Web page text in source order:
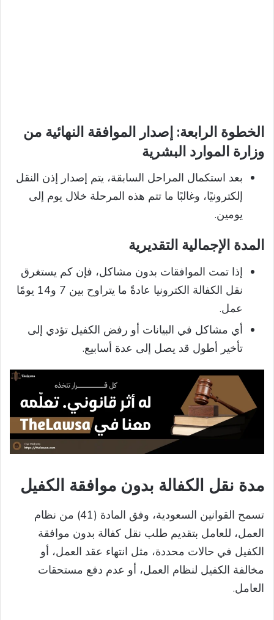
الخطوة الرابعة: إصدار الموافقة النهائية من
وزارة الموارد البشرية
بعد استكمال المراحل السابقة، يتم إصدار إذن النقل
إلكترونيًا، وغالبًا ما تتم هذه المرحلة خلال يوم إلى
يومين.
المدة الإجمالية التقديرية
إذا تمت الموافقات بدون مشاكل، فإن كم يستغرق
نقل الكفالة الكترونيا عادةً ما يتراوح بين 7 و14 يومًا
عمل.
أي مشاكل في البيانات أو رفض الكفيل تؤدي إلى
تأخير أطول قد يصل إلى عدة أسابيع.
مدة نقل الكفالة بدون موافقة الكفيل
تسمح القوانين السعودية، وفق المادة (41) من نظام
العمل، للعامل بتقديم طلب نقل كفالة بدون موافقة
الكفيل في حالات محددة، مثل انتهاء عقد العمل، أو
مخالفة الكفيل لنظام العمل، أو عدم دفع مستحقات
العامل.